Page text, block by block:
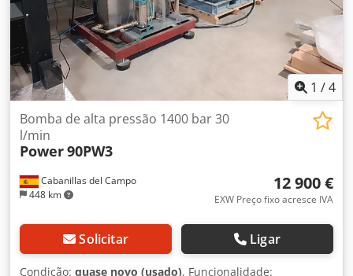
1 /4
Cabanillas del Campo
448 km
Bomba de alta pressão 1400 bar 30
l/min
Power90PW3
12 900 €
EXW Preço fixo acresce IVA
Solicitar Ligar
Condição: quase novo (usado), Funcionalidade: